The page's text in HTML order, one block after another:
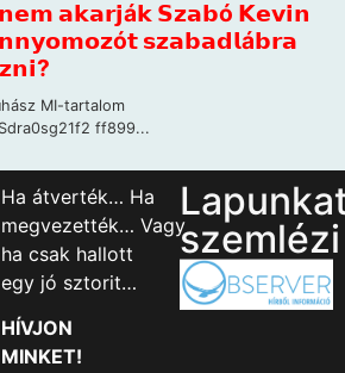
Ha átverték… Ha
megvezették… Vagy
ha csak hallott
egy jó sztorit…
HÍVJON
MINKET!
szemlézi